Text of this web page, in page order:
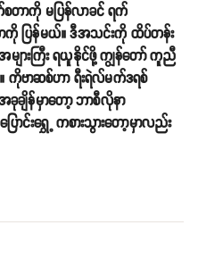
တာကို မပြန်လာခင် ရက်
ကို ပြန်မယ်။ ဒီအသင်းကို ထိပ်တန်း
ျားကြီး ရယူနိုင်ဖို့ ကျွန်တော် ကူညီ
။ ကိုဗာဆစ်ဟာ ရီးရဲလ်မက်ဒရစ်
ခုချိန်မှာတော့ ဘာစီလိုနာ
ာင်းရွှေ့ ကစားသွားတော့မှာလည်း